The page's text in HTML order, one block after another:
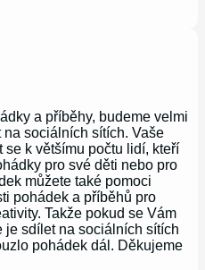
a příběhy, budeme velmi
sociálních sítích. Vaše
se k většímu počtu lidí, kteří
pro své děti nebo pro
můžete také pomoci
pohádek a příběhů pro
Takže pokud se Vám
je sdílet na sociálních sítích
pohádek dál. Děkujeme